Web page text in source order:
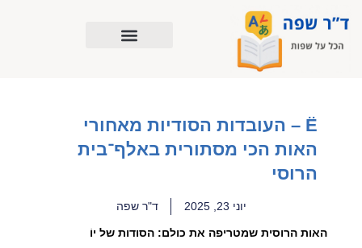
לתוכן
Ё – העובדות הסודיות מאחורי
האות הכי מסתורית באלף־בית
הרוסי
יוני 23, 2025 ד"ר שפה
האות הרוסית שמטריפה את כולם: הסודות של יוֹ